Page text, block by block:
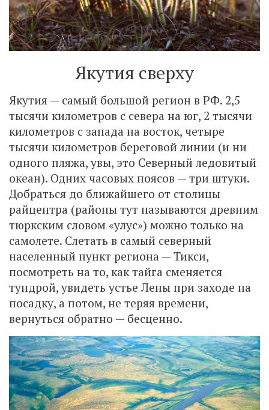
Якутия сверху
Якутия — самый большой регион в РФ. 2,5
тысячи километров с севера на юг, 2 тысячи
километров с запада на восток, четыре
тысячи километров береговой линии (и ни
одного пляжа, увы, это Северный ледовитый
океан). Одних часовых поясов — три штуки.
Добраться до ближайшего от столицы
райцентра (районы тут называются древним
тюркским словом «улус») можно только на
самолете. Слетать в самый северный
населенный пункт региона — Тикси,
посмотреть на то, как тайга сменяется
тундрой, увидеть устье Лены при заходе на
посадку, а потом, не теряя времени,
вернуться обратно — бесценно.